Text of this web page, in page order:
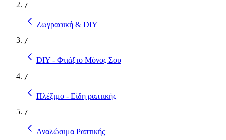
/
Ζωγραφική & DIY
/
DIY - Φτιάξτο Μόνος Σου
/
Πλέξιμο - Είδη ραπτικής
/
Αναλώσιμα Ραπτικής